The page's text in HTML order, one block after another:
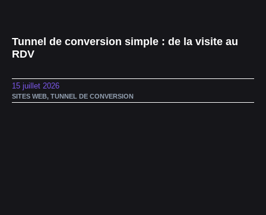
Tunnel de conversion simple : de la visite au
RDV
15 juillet 2026
SITES WEB, TUNNEL DE CONVERSION